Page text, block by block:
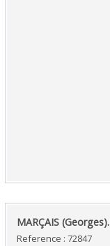
‎MARÇAIS (Georges).‎
Reference : 72847